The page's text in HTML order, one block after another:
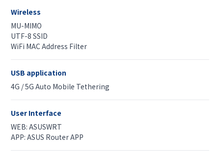
Wireless
MU-MIMO
UTF-8 SSID
WiFi MAC Address Filter
USB application
4G / 5G Auto Mobile Tethering
User Interface
WEB: ASUSWRT
APP: ASUS Router APP